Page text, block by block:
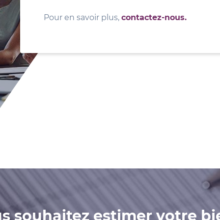
Pour en savoir plus, contactez-nous.
souhaitez estimer votre